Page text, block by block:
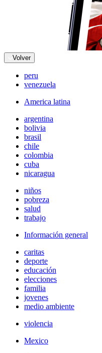
Volver
peru
venezuela
America latina
argentina
bolivia
brasil
chile
colombia
cuba
nicaragua
niños
pobreza
salud
trabajo
Información general
caritas
deporte
educación
elecciones
familia
jovenes
medio ambiente
violencia
Mexico